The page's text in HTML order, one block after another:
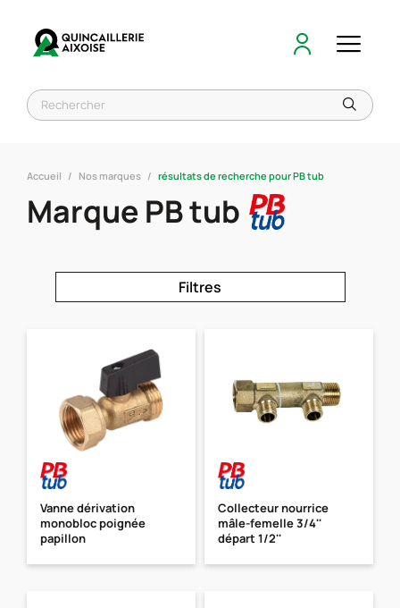
Accueil Nos marques résultats de recherche pour PB tub
Marque PB tub
Filtres
Vanne dérivation
monobloc poignée
papillon
Collecteur nourrice
mâle-femelle 3/4''
départ 1/2''